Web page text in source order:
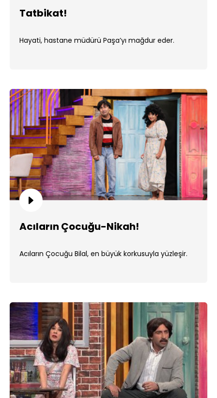
Tatbikat!
Hayati, hastane müdürü Paşa’yı mağdur eder.
Acıların Çocuğu-Nikah!
Acıların Çocuğu Bilal, en büyük korkusuyla yüzleşir.